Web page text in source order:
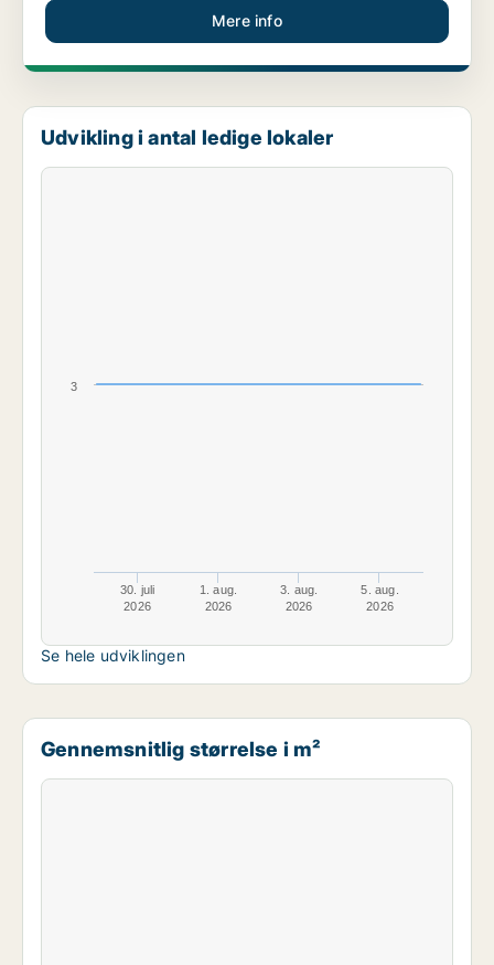
Mere info
Udvikling i antal ledige lokaler
30. juli
2026
1. aug.
2026
3. aug.
2026
5. aug.
2026
3
Se hele udviklingen
Gennemsnitlig størrelse i m²